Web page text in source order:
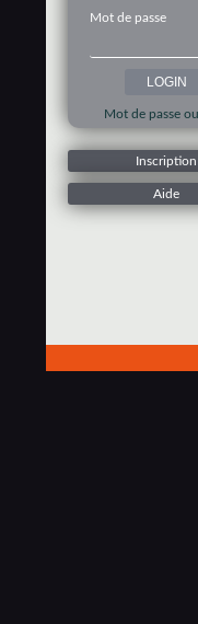
Mot de passe
Mot de passe
Inscription
Aide